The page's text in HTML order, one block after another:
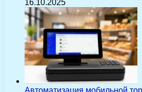
16.10.2025
Автоматизация мобильной